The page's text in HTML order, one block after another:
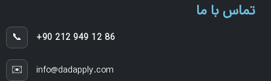
تماس با ما
📞 +90 212 949 12 86
✉️ info@dadapply.com